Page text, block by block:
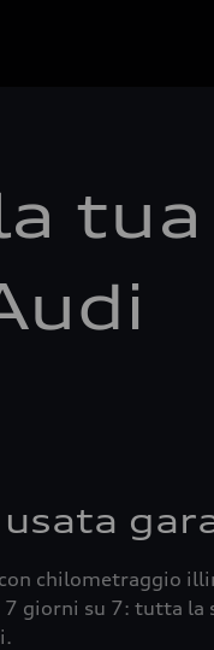
usata
chilometraggio
su 7: tutta la